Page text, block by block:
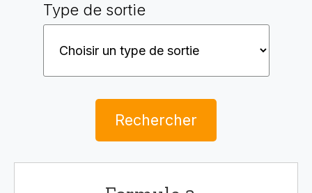
Type de sortie
Rechercher